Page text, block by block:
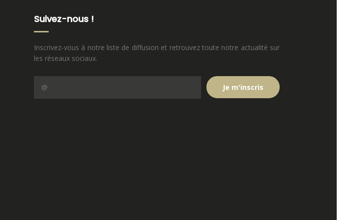
Suivez-nous !
Inscrivez-vous à notre liste de diffusion et retrouvez toute notre actualité sur
les réseaux sociaux.